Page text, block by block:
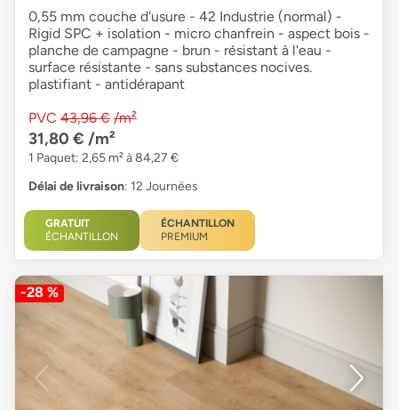
0,55 mm couche d'usure - 42 Industrie (normal) -
Rigid SPC + isolation - micro chanfrein - aspect bois -
planche de campagne - brun - résistant à l'eau -
surface résistante - sans substances nocives.
plastifiant - antidérapant
PVC 43,96 € /m²
31,80 € /m²
1 Paquet: 2,65 m² à 84,27 €
Délai de livraison: 12 Journées
GRATUIT
ÉCHANTILLON
ÉCHANTILLON
PREMIUM
-28 %